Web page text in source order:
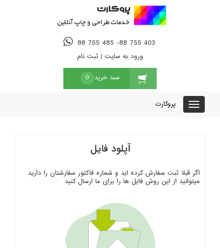
88 755 485 -88 755 403
ورود به سایت |ثبت نام
سبد خرید 0
پروکارت
آپلود فایل
اگر قبلا ثبت سفارش کرده اید و شماره فاکتور سفارشتان را دارید
میتوانید از این روش فایل ها را برای ما ارسال کنید